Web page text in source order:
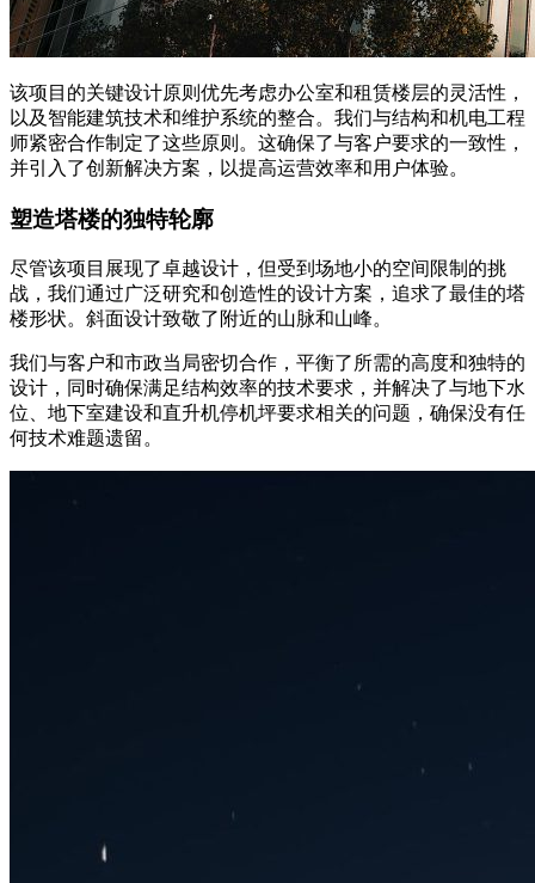
该项目的关键设计原则优先考虑办公室和租赁楼层的灵活性，
以及智能建筑技术和维护系统的整合。我们与结构和机电工程
师紧密合作制定了这些原则。这确保了与客户要求的一致性，
并引入了创新解决方案，以提高运营效率和用户体验。
塑造塔楼的独特轮廓
尽管该项目展现了卓越设计，但受到场地小的空间限制的挑
战，我们通过广泛研究和创造性的设计方案，追求了最佳的塔
楼形状。斜面设计致敬了附近的山脉和山峰。
我们与客户和市政当局密切合作，平衡了所需的高度和独特的
设计，同时确保满足结构效率的技术要求，并解决了与地下水
位、地下室建设和直升机停机坪要求相关的问题，确保没有任
何技术难题遗留。